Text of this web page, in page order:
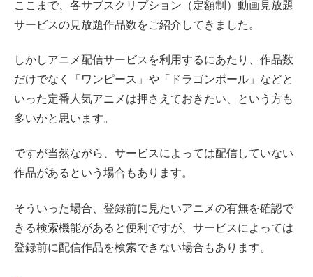
ここまで、各サブスクリプション（定額制）動画見放題
サービスの見放題作品数をご紹介してきました。
しかしアニメ配信サービスを利用するにあたり、作品数
だけでなく「ワンピース」や「ドラゴンボール」などと
いった定番人気アニメは押さえておきたい、という方も
多いかと思います。
ですが当然ながら、サービスによっては配信していない
作品があるという場合もあります。
そういった場合、登録前に見たいアニメの有無を確認で
きる検索機能があると便利ですが、サービスによっては
登録前に配信作品を検索できない場合もあります。